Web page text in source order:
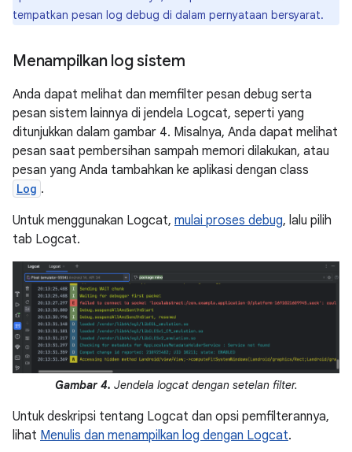
tempatkan pesan log debug di dalam pernyataan bersyarat.
Menampilkan log sistem
Anda dapat melihat dan memfilter pesan debug serta
pesan sistem lainnya di jendela Logcat, seperti yang
ditunjukkan dalam gambar 4. Misalnya, Anda dapat melihat
pesan saat pembersihan sampah memori dilakukan, atau
pesan yang Anda tambahkan ke aplikasi dengan class
Log .
Untuk menggunakan Logcat, mulai proses debug, lalu pilih
tab Logcat.
Gambar 4. Jendela logcat dengan setelan filter.
Untuk deskripsi tentang Logcat dan opsi pemfilterannya,
lihat Menulis dan menampilkan log dengan Logcat.